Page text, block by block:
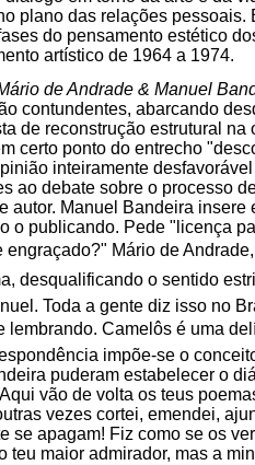
plano das relações
do pensamento estético
artístico de 1964 a 1974.
de Andrade & Manuel
contundentes, abarcando
de reconstrução estrutural
certo ponto do entrecho
inteiramente
ao debate sobre o processo
autor. Manuel Bandeira
o publicando. Pede "licença
engraçado?" Mário de
desqualificando o sentido
Toda a gente diz isso no
lembrando. Camelôs é uma
impõe-se o
puderam estabelecer o
vão de volta os teus
vezes cortei, emendei,
se apagam! Fiz como se os
teu maior admirador, mas a